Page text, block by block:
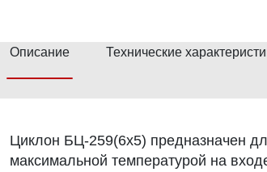
Описание Технические
Циклон БЦ-259(6х5) предназначен
максимальной температурой на